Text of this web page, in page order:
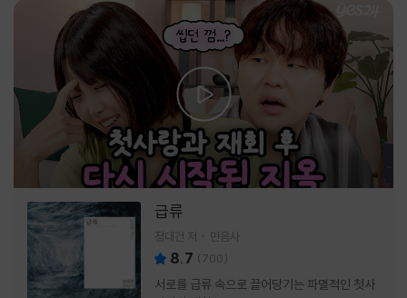
급류
정대건 저 민음사
8.7 (700)
서로를 급류 속으로 끌어당기는 파멸적인 첫사